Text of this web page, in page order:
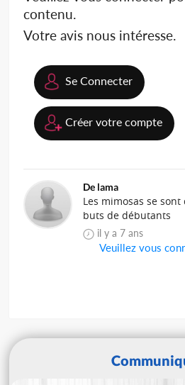
contenu.
Votre avis nous intéresse.
Se Connecter
Créer votre compte
De lama
Les mimosas se
buts de débutants
il y a 7 ans
Veuillez vous